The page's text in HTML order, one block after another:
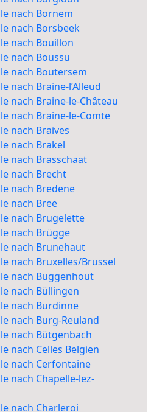
nach Bornem
nach Borsbeek
nach Bouillon
nach Boussu
nach Boutersem
nach Braine-l’Alleud
nach Braine-le-Château
nach Braine-le-Comte
nach Braives
nach Brakel
nach Brasschaat
nach Brecht
nach Bredene
nach Bree
nach Brugelette
nach Brügge
nach Brunehaut
nach Bruxelles/Brussel
nach Buggenhout
nach Büllingen
nach Burdinne
nach Burg-Reuland
nach Bütgenbach
nach Celles Belgien
nach Cerfontaine
nach Chapelle-lez-
nach Charleroi